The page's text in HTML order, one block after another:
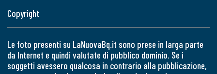
Copyright
Le foto presenti su LaNuovaBq.it sono prese in larga parte
da Internet e quindi valutate di pubblico dominio. Se i
soggetti avessero qualcosa in contrario alla pubblicazione,